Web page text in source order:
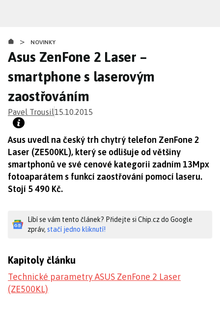
obsahu
> NOVINKY
Asus ZenFone 2 Laser –
smartphone s laserovým
zaostřováním
Pavel Trousil15.10.2015
Asus uvedl na český trh chytrý telefon ZenFone 2
Laser (ZE500KL), který se odlišuje od většiny
smartphonů ve své cenové kategorii zadním 13Mpx
fotoaparátem s funkcí zaostřování pomocí laseru.
Stojí 5 490 Kč.
Líbí se vám tento článek? Přidejte si Chip.cz do Google
zpráv, stačí jedno kliknutí!
Kapitoly článku
Technické parametry ASUS ZenFone 2 Laser
(ZE500KL)